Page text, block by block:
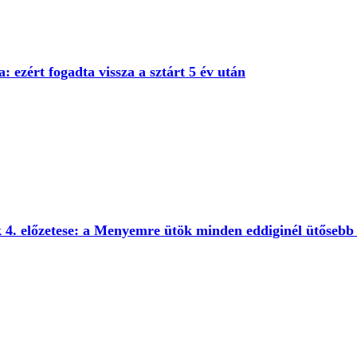
ezért fogadta vissza a sztárt 5 év után
előzetese: a Menyemre ütök minden eddiginél ütősebb